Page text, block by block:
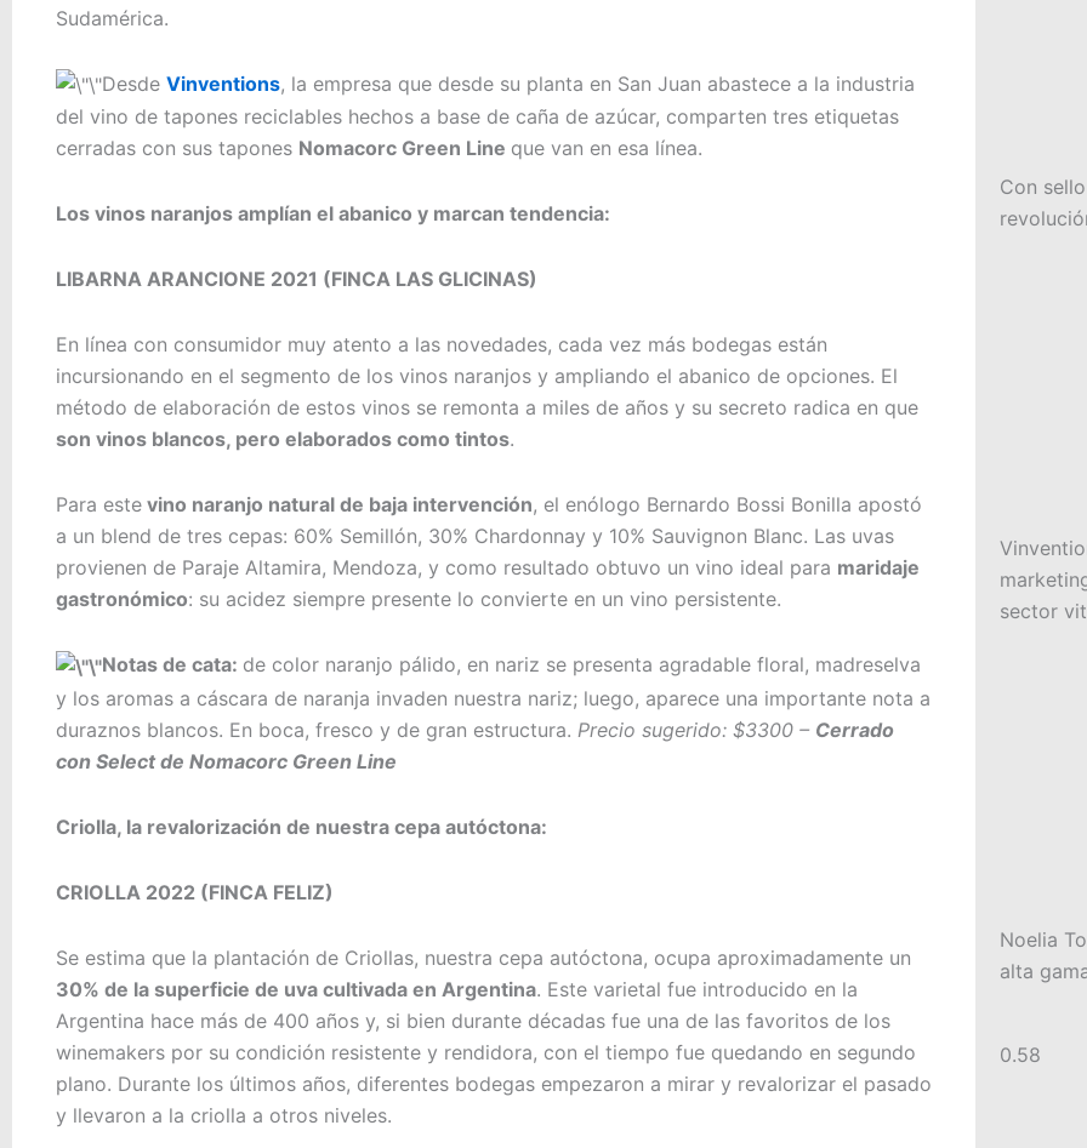
Sudamérica.
Desde Vinventions, la empresa que desde su planta en San Juan abastece a la industria
del vino de tapones reciclables hechos a base de caña de azúcar, comparten tres etiquetas
cerradas con sus tapones Nomacorc Green Line que van en esa línea.
Los vinos naranjos amplían el abanico y marcan tendencia:
LIBARNA ARANCIONE 2021 (FINCA LAS GLICINAS)
En línea con consumidor muy atento a las novedades, cada vez más bodegas están
incursionando en el segmento de los vinos naranjos y ampliando el abanico de opciones. El
método de elaboración de estos vinos se remonta a miles de años y su secreto radica en que
son vinos blancos, pero elaborados como tintos.
Para estevino naranjo natural de baja intervención, el enólogo Bernardo Bossi Bonilla apostó
a un blend de tres cepas: 60% Semillón, 30% Chardonnay y 10% Sauvignon Blanc. Las uvas
provienen de Paraje Altamira, Mendoza, y como resultado obtuvo un vino ideal para maridaje
gastronómico: su acidez siempre presente lo convierte en un vino persistente.
Notas de cata: de color naranjo pálido, en nariz se presenta agradable floral, madreselva
y los aromas a cáscara de naranja invaden nuestra nariz; luego, aparece una importante nota a
duraznos blancos. En boca, fresco y de gran estructura. Precio sugerido: $3300 – Cerrado
con Select de Nomacorc Green Line
Criolla, la revalorización de nuestra cepa autóctona:
CRIOLLA 2022 (FINCA FELIZ)
Se estima que la plantación de Criollas, nuestra cepa autóctona, ocupa aproximadamente un
30% de la superficie de uva cultivada en Argentina. Este varietal fue introducido en la
Argentina hace más de 400 años y, si bien durante décadas fue una de las favoritos de los
winemakers por su condición resistente y rendidora, con el tiempo fue quedando en segundo
plano. Durante los últimos años, diferentes bodegas empezaron a mirar y revalorizar el pasado
y llevaron a la criolla a otros niveles.
Con
sector
Noelia
alta